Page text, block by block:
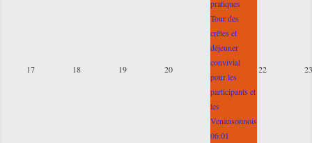
17 18 19 20
pratiques
Tour des
crêtes et
déjeuner
convivial
pour les
participants et
les
Venansonnois
06:01
22